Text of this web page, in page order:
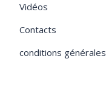
Vidéos
Contacts
conditions générales